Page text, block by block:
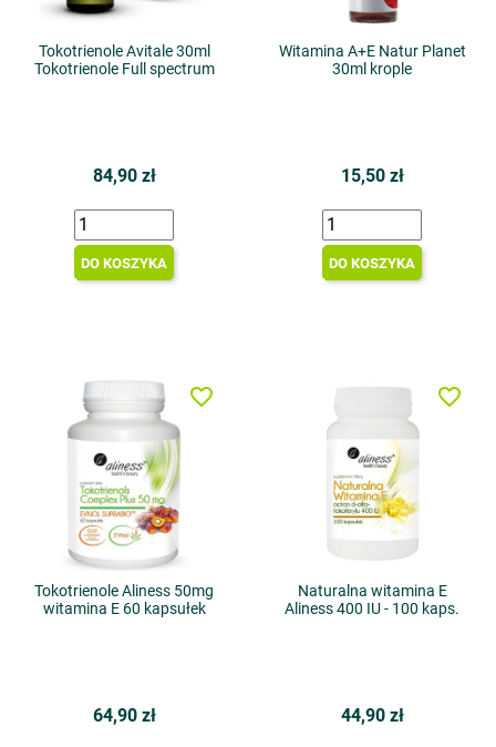
Tokotrienole Avitale 30ml
Tokotrienole Full spectrum
84,90 zł
DO KOSZYKA
Witamina A+E Natur Planet
30ml krople
15,50 zł
DO KOSZYKA
Tokotrienole Aliness 50mg
witamina E 60 kapsułek
64,90 zł
favorite_border
Naturalna witamina E
Aliness 400 IU - 100 kaps.
44,90 zł
favorite_border